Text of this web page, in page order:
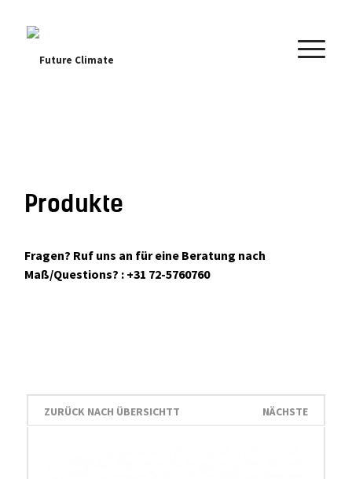
Produkte
Fragen? Ruf uns an für eine Beratung nach
Maß/Questions? : +31 72-5760760
ZURÜCK NACH ÜBERSICHTT NÄCHSTE